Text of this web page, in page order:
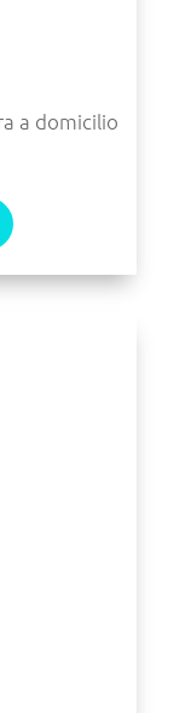
a domicilio